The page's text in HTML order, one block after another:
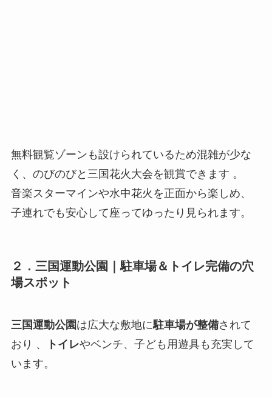
無料観覧ゾーンも設けられているため混雑が少な
く、のびのびと三国花火大会を観賞できます 。
音楽スターマインや水中花火を正面から楽しめ、
子連れでも安心して座ってゆったり見られます。
２． 三国運動公園 ｜駐車場＆トイレ完備の穴
場スポット
三国運動公園は広大な敷地に駐車場が整備されて
おり 、
トイレやベンチ、子ども用遊具も充実して
います。